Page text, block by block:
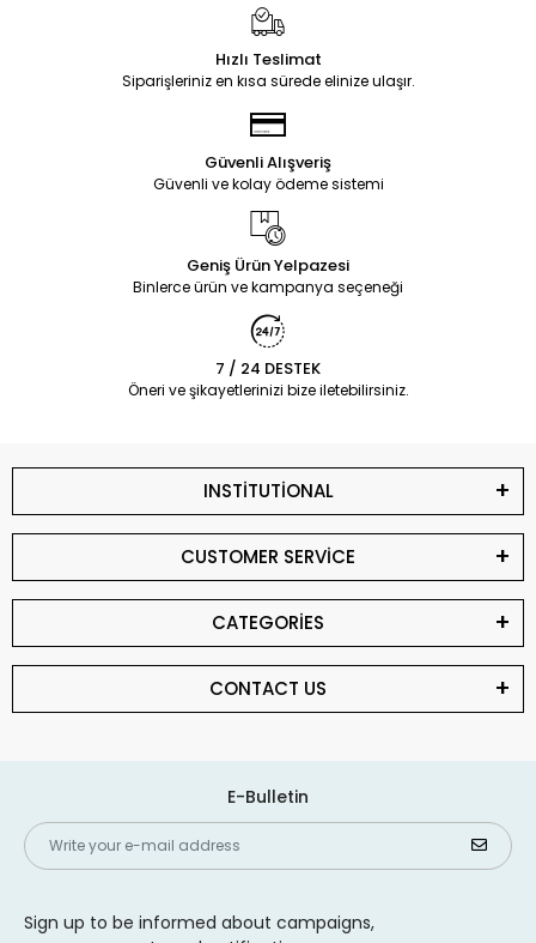
Hızlı Teslimat
Siparişleriniz en kısa sürede elinize ulaşır.
Güvenli Alışveriş
Güvenli ve kolay ödeme sistemi
Geniş Ürün Yelpazesi
Binlerce ürün ve kampanya seçeneği
7 / 24 DESTEK
Öneri ve şikayetlerinizi bize iletebilirsiniz.
INSTİTUTİONAL
CUSTOMER SERVİCE
CATEGORİES
CONTACT US
E-Bulletin
Sign up to be informed about campaigns,